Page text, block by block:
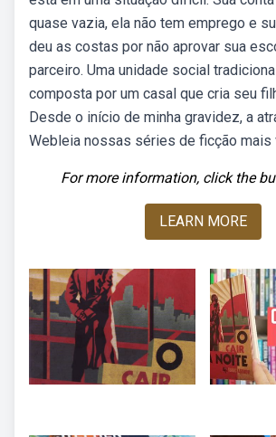
quase vazia, ela não tem emprego e
deu as costas por não aprovar sua
parceiro. Uma unidade social
composta por um casal que cria seu
Desde o início de minha gravidez, a
Webleia nossas séries de ficção mais
For more information, click the
LEARN MORE